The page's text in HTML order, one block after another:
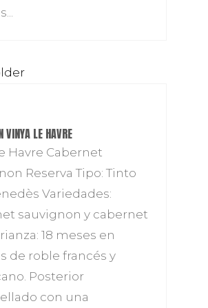
VINYA LE HAVRE
Havre Cabernet
Reserva Tipo: Tinto
Variedades:
sauvignon y cabernet
18 meses en
de roble francés y
Posterior
con una